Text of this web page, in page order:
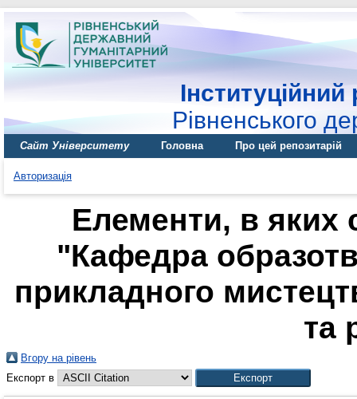
Інституційний
Рівненського
Сайт Університету Головна Про цей репозитарій
Авторизація
Елементи, в яких
"Кафедра
прикладного
та
Вгору на рівень
Експорт в